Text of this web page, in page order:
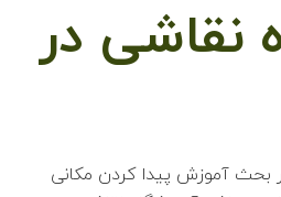
نقاشی در
بحث آموزش پیدا کردن مکانی